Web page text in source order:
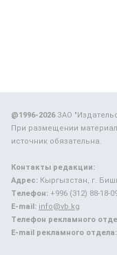
@1996-2026ЗАО
При размещении
источник обязательна.
Контакты редакции:
Адрес: Кыргызстан, г.
Телефон: +996 (312) 88-18-
E-mail: info@vb.kg
Телефон рекламного
E-mail рекламного отдела: